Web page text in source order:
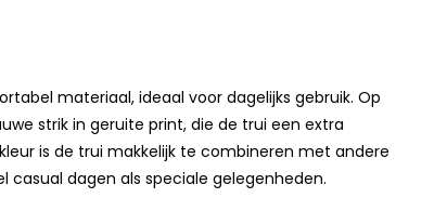
materiaal, ideaal voor dagelijks gebruik. Op
strik in geruite print, die de trui een extra
is de trui makkelijk te combineren met andere
casual dagen als speciale gelegenheden.